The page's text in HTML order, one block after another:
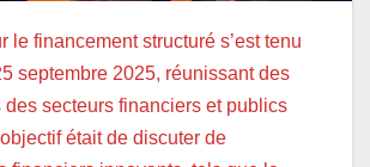
le financement structuré s’est tenu
septembre 2025, réunissant des
des secteurs financiers et publics
était de discuter de